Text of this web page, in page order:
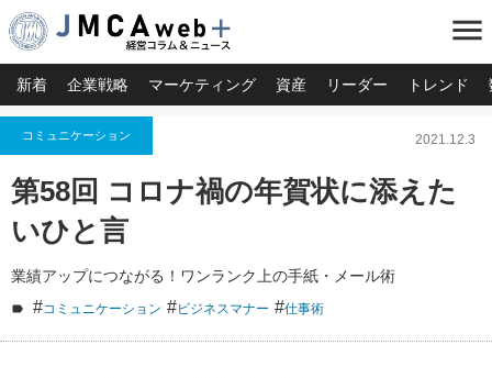
menu
新着 企業戦略 マーケティング 資産 リーダー トレンド
コミュニケーション 2021.12.3
第58回 コロナ禍の年賀状に添えた
いひと言
業績アップにつながる！ワンランク上の手紙・メール術
#コミュニケーション #ビジネスマナー #仕事術